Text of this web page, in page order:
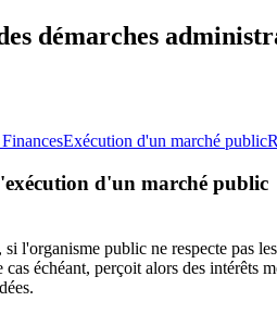
démarches
Exécution d'un marché public
d'un marché public
l'organisme public ne respecte pas
cas échéant, perçoit alors des